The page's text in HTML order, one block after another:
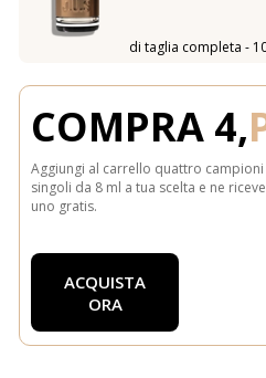
di taglia completa -
COMPRA 4,
Aggiungi al carrello quattro campioni
singoli da 8 ml a tua scelta e ne
uno gratis.
ACQUISTA
ORA